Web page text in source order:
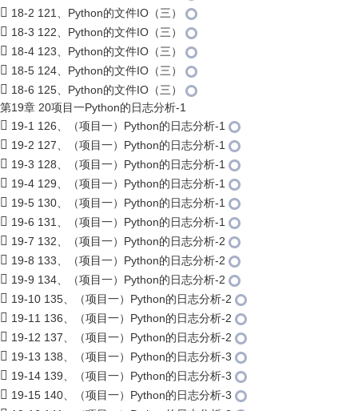
18-2 121、Python的文件IO（三）
18-3 122、Python的文件IO（三）
18-4 123、Python的文件IO（三）
18-5 124、Python的文件IO（三）
18-6 125、Python的文件IO（三）
第19章 20项目一Python的日志分析-1
19-1 126、（项目一）Python的日志分析-1
19-2 127、（项目一）Python的日志分析-1
19-3 128、（项目一）Python的日志分析-1
19-4 129、（项目一）Python的日志分析-1
19-5 130、（项目一）Python的日志分析-1
19-6 131、（项目一）Python的日志分析-1
19-7 132、（项目一）Python的日志分析-2
19-8 133、（项目一）Python的日志分析-2
19-9 134、（项目一）Python的日志分析-2
19-10 135、（项目一）Python的日志分析-2
19-11 136、（项目一）Python的日志分析-2
19-12 137、（项目一）Python的日志分析-2
19-13 138、（项目一）Python的日志分析-3
19-14 139、（项目一）Python的日志分析-3
19-15 140、（项目一）Python的日志分析-3